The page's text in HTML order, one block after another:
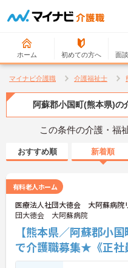
ホーム 初めての方へ 面
マイナビ介護職 介護福祉士
阿蘇郡小国町(熊本県)の
この条件の介護・福
おすすめ順 新着順
有料老人ホーム
医療法人社団大徳会 大阿蘇病院
団大徳会 大阿蘇病院
【熊本県／阿蘇郡小
で介護職募集★《正社